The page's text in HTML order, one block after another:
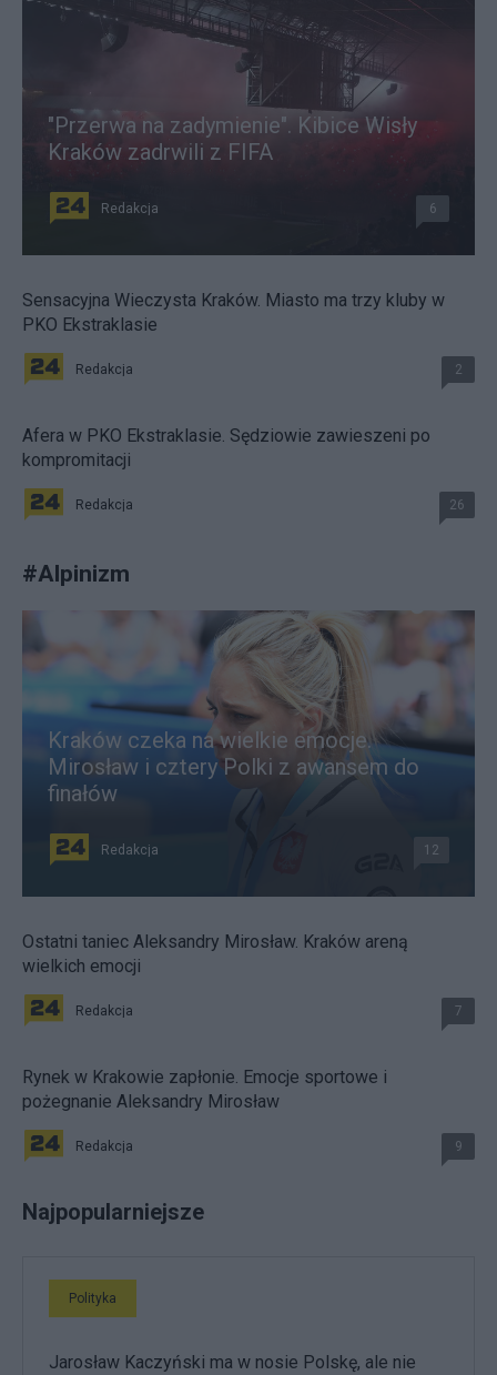
"Przerwa na zadymienie". Kibice Wisły
Kraków zadrwili z FIFA
Redakcja 6
Sensacyjna Wieczysta Kraków. Miasto ma trzy kluby w
PKO Ekstraklasie
Redakcja 2
Afera w PKO Ekstraklasie. Sędziowie zawieszeni po
kompromitacji
Redakcja 26
#Alpinizm
Kraków czeka na wielkie emocje.
Mirosław i cztery Polki z awansem do
finałów
Redakcja 12
Ostatni taniec Aleksandry Mirosław. Kraków areną
wielkich emocji
Redakcja 7
Rynek w Krakowie zapłonie. Emocje sportowe i
pożegnanie Aleksandry Mirosław
Redakcja 9
Najpopularniejsze
Polityka
Jarosław Kaczyński ma w nosie Polskę, ale nie